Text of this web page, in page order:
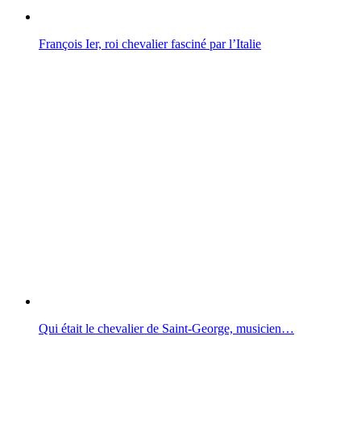
François Ier, roi chevalier fasciné par l’Italie
Qui était le chevalier de Saint-George, musicien…